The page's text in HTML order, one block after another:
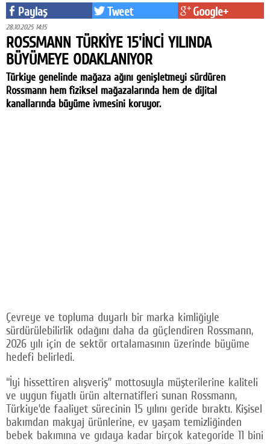
Paylaş Tweet Google+
28.10.2025 14:15
ROSSMANN TÜRKİYE 15'İNCİ YILINDA
BÜYÜMEYE ODAKLANIYOR
Türkiye genelinde mağaza ağını genişletmeyi sürdüren
Rossmann hem fiziksel mağazalarında hem de dijital
kanallarında büyüme ivmesini koruyor.
Çevreye ve topluma duyarlı bir marka kimliğiyle
sürdürülebilirlik odağını daha da güçlendiren Rossmann,
2026 yılı için de sektör ortalamasının üzerinde büyüme
hedefi belirledi.
“İyi hissettiren alışveriş” mottosuyla müşterilerine kaliteli
ve uygun fiyatlı ürün alternatifleri sunan Rossmann,
Türkiye’de faaliyet sürecinin 15 yılını geride bıraktı. Kişisel
bakımdan makyaj ürünlerine, ev yaşam temizliğinden
bebek bakımına ve gıdaya kadar birçok kategoride 11 bini